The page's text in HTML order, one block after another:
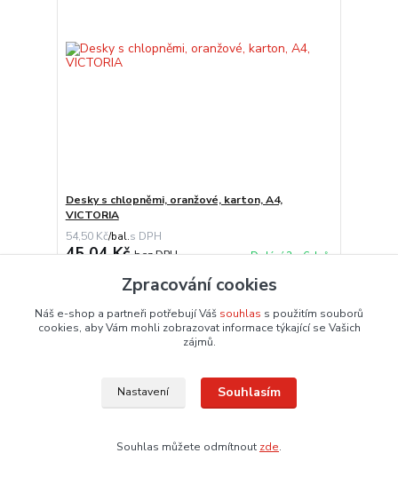
Desky s chlopněmi, oranžové, karton, A4,
VICTORIA
54,50 Kč/bal.
45,04 Kčbez DPH Dodání 3 – 6 dnů
Přidat do košíku
Zpracování cookies
Náš e-shop a partneři potřebují Váš souhlas s použitím souborů
cookies, aby Vám mohli zobrazovat informace týkající se Vašich
zájmů.
Nastavení Souhlasím
Souhlas můžete odmítnout zde.